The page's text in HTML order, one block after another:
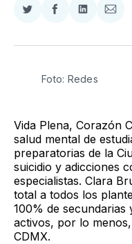
Compartir
Twitter
Compartir
Facebook
Compartir
LinkedIn
Foto: Redes
Vida Plena, Corazón
salud mental de
preparatorias de la
suicidio y adicciones
especialistas. Clara
total a todos los
100% de
activos, por lo
CDMX.